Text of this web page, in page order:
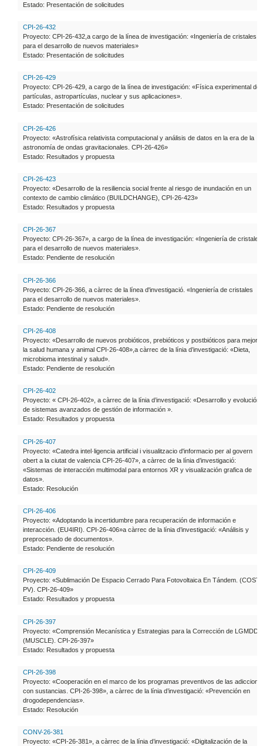
Estado: Presentación de solicitudes
CPI-26-432
Proyecto: CPI-26-432,a cargo de la línea de investigación: «Ingeniería de cristales
para el desarrollo de nuevos materiales»
Estado: Presentación de solicitudes
CPI-26-429
Proyecto: CPI-26-429, a cargo de la línea de investigación: «Física experimental de
partículas, astropartículas, nuclear y sus aplicaciones».
Estado: Presentación de solicitudes
CPI-26-426
Proyecto: «Astrofísica relativista computacional y análisis de datos en la era de la
astronomía de ondas gravitacionales. CPI-26-426»
Estado: Resultados y propuesta
CPI-26-423
Proyecto: «Desarrollo de la resiliencia social frente al riesgo de inundación en un
contexto de cambio climático (BUILDCHANGE), CPI-26-423»
Estado: Resultados y propuesta
CPI-26-367
Proyecto: CPI-26-367», a cargo de la línea de investigación: «Ingeniería de cristales
para el desarrollo de nuevos materiales».
Estado: Pendiente de resolución
CPI-26-366
Proyecto: CPI-26-366, a càrrec de la línea d'investigació. «Ingeniería de cristales
para el desarrollo de nuevos materiales».
Estado: Pendiente de resolución
CPI-26-408
Proyecto: «Desarrollo de nuevos probióticos, prebióticos y postbióticos para mejorar
la salud humana y animal CPI-26-408»,a càrrec de la línia d’investigació: «Dieta,
microbioma intestinal y salud».
Estado: Pendiente de resolución
CPI-26-402
Proyecto: « CPI-26-402», a càrrec de la línia d’investigació: «Desarrollo y evolución
de sistemas avanzados de gestión de información ».
Estado: Resultados y propuesta
CPI-26-407
Proyecto: «Catedra intel·ligencia artificial i visualitzacio d'informacio per al govern
obert a la ciutat de valencia CPI-26-407», a càrrec de la línia d’investigació:
«Sistemas de interacción multimodal para entornos XR y visualización grafica de
datos».
Estado: Resolución
CPI-26-406
Proyecto: «Adoptando la incertidumbre para recuperación de información e
interacción. (EU4IRI). CPI-26-406»a càrrec de la línia d’investigació: «Análisis y
preprocesado de documentos».
Estado: Pendiente de resolución
CPI-26-409
Proyecto: «Sublimación De Espacio Cerrado Para Fotovoltaica En Tándem. (COST-
PV). CPI-26-409»
Estado: Resultados y propuesta
CPI-26-397
Proyecto: «Comprensión Mecanística y Estrategias para la Corrección de LGMDD2.
(MUSCLE). CPI-26-397»
Estado: Resultados y propuesta
CPI-26-398
Proyecto: «Cooperación en el marco de los programas preventivos de las
con sustancias. CPI-26-398», a càrrec de la línia d’investigació: «Prevención en
drogodependencias».
Estado: Resolución
CONV-26-381
Proyecto: «CPI-26-381», a càrrec de la línia d’investigació: «Digitalización de la